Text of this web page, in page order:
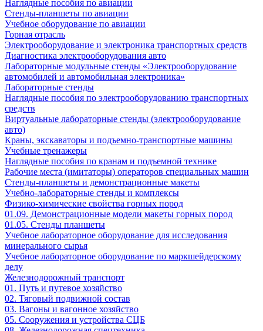
Наглядные пособия по авиации
Стенды-планшеты по авиации
Учебное оборудование по авиации
Горная отрасль
Электрооборудование и электроника транспортных средств
Диагностика электрооборудования авто
Лабораторные модульные стенды «Электрооборудование
автомобилей и автомобильная электроника»
Лабораторные стенды
Наглядные пособия по электрооборудованию транспортных
средств
Виртуальные лабораторные стенды (электрооборудование
авто)
Краны, экскаваторы и подъемно-транспортные машины
Учебные тренажеры
Наглядные пособия по кранам и подъемной технике
Рабочие места (имитаторы) операторов специальных машин
Стенды-планшеты и демонстрационные макеты
Учебно-лабораторные стенды и комплексы
Физико-химические свойства горных пород
01.09. Демонстрационные модели макеты горных пород
01.05. Стенды планшеты
Учебное лабораторное оборудование для исследования
минерального сырья
Учебное лабораторное оборудование по маркшейдерскому
делу
Железнодорожный транспорт
01. Путь и путевое хозяйство
02. Тяговый подвижной состав
03. Вагоны и вагонное хозяйство
05. Сооружения и устройства СЦБ